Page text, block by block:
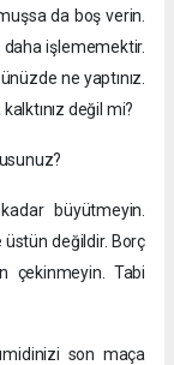
da boş verin.
işlememektir.
ne yaptınız.
değil mi?
büyütmeyin.
üstün değildir. Borç
çekinmeyin. Tabi
son maça